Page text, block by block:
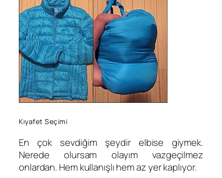
Kıyafet Seçimi
En çok sevdiğim şeydir elbise giymek.
Nerede olursam olayım vazgeçilmez
onlardan. Hem kullanışlı hem az yer kaplıyor.